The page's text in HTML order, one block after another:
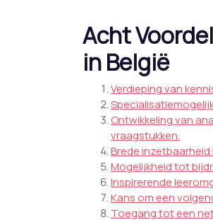
Acht
in België
Verdieping van
Ontwikkeling van
vraagstukken.
Brede
Mogelijkheid tot
Inspirerende
Kans om een
Toegang tot een